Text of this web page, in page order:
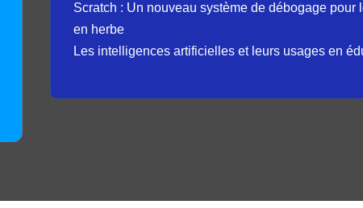
Scratch : Un nouveau système de débogage pour
en herbe
Les intelligences artificielles et leurs usages en